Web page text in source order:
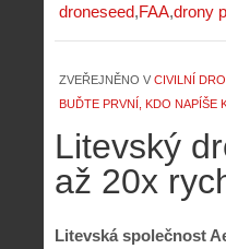
droneseed FAA drony
ZVEŘEJNĚNO V CIVILNÍ
BUĎTE PRVNÍ, KDO NAPÍŠE
Litevský
až 20x
Litevská společnost